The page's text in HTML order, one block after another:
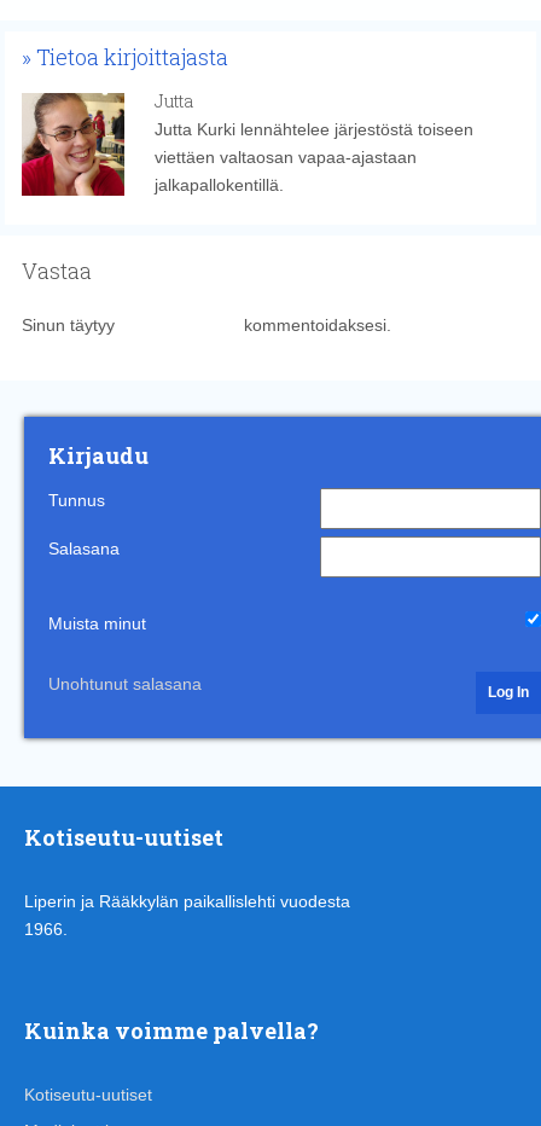
Tietoa kirjoittajasta
Jutta
Jutta Kurki lennähtelee järjestöstä toiseen
viettäen valtaosan vapaa-ajastaan
jalkapallokentillä.
Vastaa
Sinun täytyy kommentoidaksesi.
Kirjaudu
Tunnus
Salasana
Muista minut
Unohtunut salasana
Kotiseutu-uutiset
Liperin ja Rääkkylän paikallislehti vuodesta
1966.
Kuinka voimme palvella?
Kotiseutu-uutiset